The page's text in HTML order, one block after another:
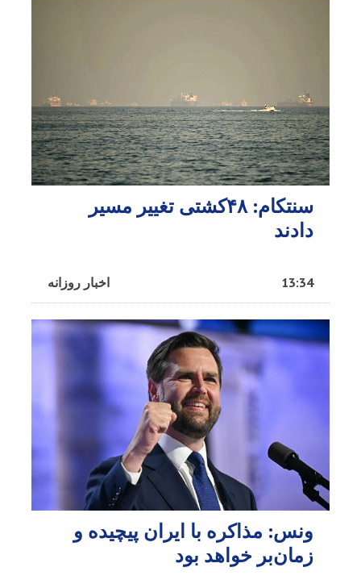
سنتکام: ۴۸کشتی تغییر مسیر
دادند
اخبار روزانه 13:34
ونس: مذاکره با ایران پیچیده و
زمان‌بر خواهد بود